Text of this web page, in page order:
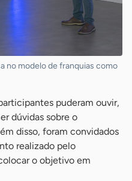
no modelo de franquias como
puderam ouvir,
dúvidas sobre o
disso, foram convidados
realizado pelo
o objetivo em